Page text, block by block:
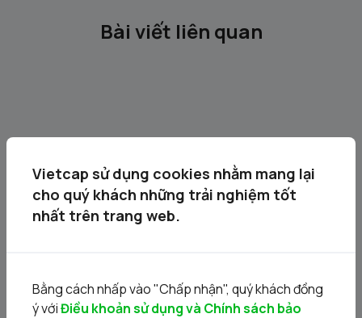
Bài viết liên quan
Vietcap sử dụng cookies nhằm mang lại
cho quý khách những trải nghiệm tốt
nhất trên trang web.
Bằng cách nhấp vào "Chấp nhận", quý khách đồng
ý vớiĐiều khoản sử dụng và Chính sách bảo